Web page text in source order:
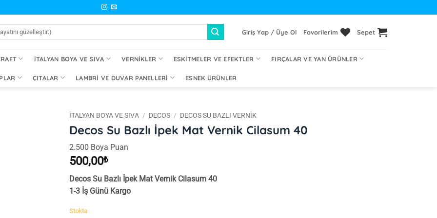
Giriş Yap / Üye Ol Favorilerim Sepet
İTALYAN BOYA VE SIVA VERNIKLER ESKITMELER VE EFEKTLER FIRÇALAR VE YAN ÜRÜNLER
ÇITALAR LAMBRI VE DUVAR PANELLERI ESNEK ÜRÜNLER
İTALYAN BOYA VE SIVA / DECOS / DECOS SU BAZLI VERNIK
Decos Su Bazlı İpek Mat Vernik Cilasum 40
2.500 Boya Puan
500,00₺
Decos Su Bazlı İpek Mat Vernik Cilasum 40
1-3 İş Günü Kargo
Stokta